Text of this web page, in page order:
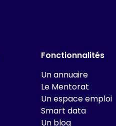
Fonctionnalités
Un annuaire
Le Mentorat
Un espace emploi
Smart data
Un blog